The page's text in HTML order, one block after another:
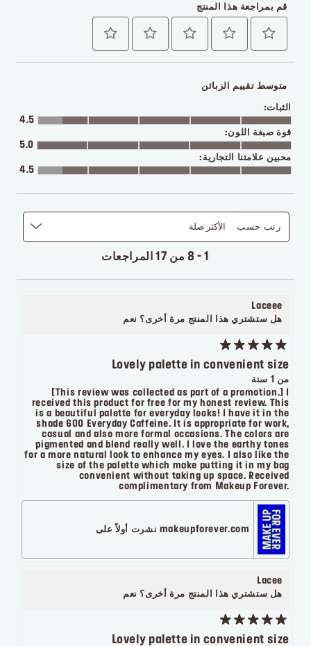
قم بمراجعة هذا المنتج
متوسط تقييم الزبائن
الثبات:
4.5
قوة صبغة اللون:
5.0
محبين علامتنا التجارية:
4.5
1 - 8 من 17 المراجعات
رتب حسب الأكثر صلة
Laceee
هل ستشتري هذا المنتج مرة أخرى؟ نعم
Lovely palette in convenient size
من 1 سنة
[This review was collected as part of a promotion.] I
received this product for free for my honest review. This
is a beautiful palette for everyday looks! I have it in the
shade 600 Everyday Caffeine. It is appropriate for work,
casual and also more formal occasions. The colors are
pigmented and blend really well. I love the earthy tones
for a more natural look to enhance my eyes. I also like the
size of the palette which make putting it in my bag
convenient without taking up space. Received
complimentary from Makeup Forever.
makeupforever.com نشرت أولاً على
Lacee
هل ستشتري هذا المنتج مرة أخرى؟ نعم
Lovely palette in convenient size